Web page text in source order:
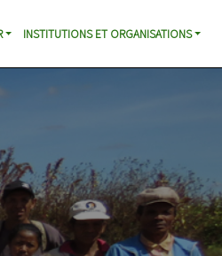
INSTITUTIONS ET ORGANISATIONS